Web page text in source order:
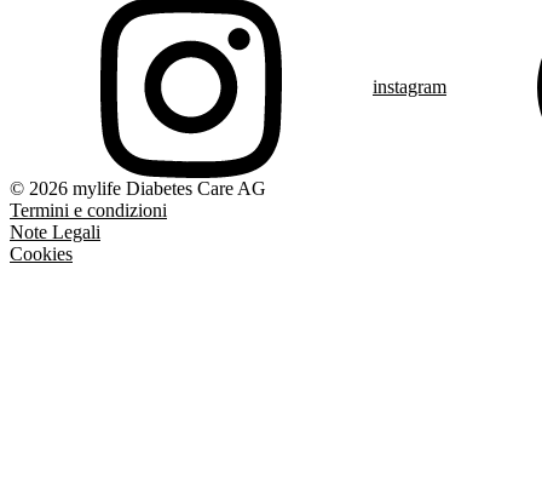
instagram
© 2026 mylife Diabetes Care AG
Termini e condizioni
Note Legali
Cookies